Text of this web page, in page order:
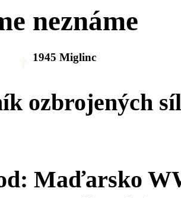
neznáme
1945 Miglinc
ozbrojených síl
Maďarsko